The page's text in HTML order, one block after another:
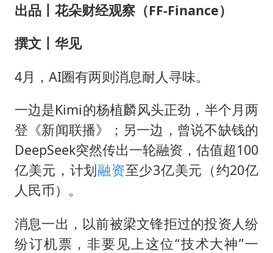
出品丨花朵财经观察（FF-Finance）
撰文丨华见
4月，AI圈有两则消息耐人寻味。
一边是Kimi的杨植麟风头正劲，半个月两
登《新闻联播》；另一边，曾说不缺钱的
DeepSeek突然传出一轮融资，估值超100
亿美元，计划融资至少3亿美元（约20亿
人民币）。
消息一出，以前被梁文锋拒过的投资人纷
纷订机票，非要见上这位“技术大神”一